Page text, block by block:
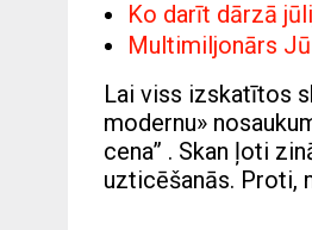
Ko darīt dārzā
Multimiljonārs
Lai viss izskatītos
modernu»
cena” . Skan ļoti
uzticēšanās. Proti,